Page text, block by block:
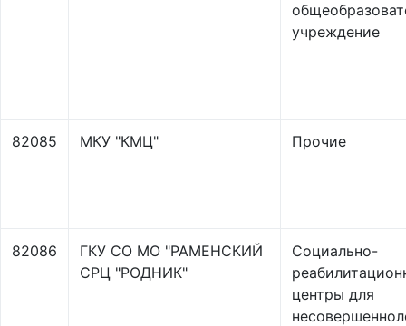
учреждение
82085 МКУ "КМЦ" Прочие
82086
ГКУ СО МО "РАМЕНСКИЙ
СРЦ "РОДНИК"
Социально-
центры для